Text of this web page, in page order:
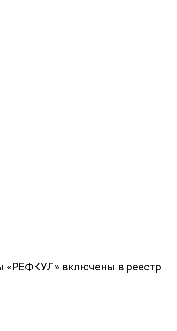
«РЕФКУЛ» включены в реестр